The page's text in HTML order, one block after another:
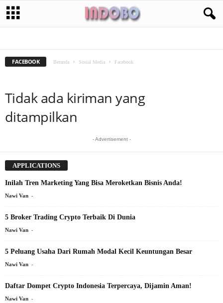
FACEBOOK Beranda Sosial Media Facebook
Tidak ada kiriman yang
ditampilkan
- Advertisement -
APPLICATIONS
Inilah Tren Marketing Yang Bisa Meroketkan Bisnis Anda!
Nawi Van -
5 Broker Trading Crypto Terbaik Di Dunia
Nawi Van -
5 Peluang Usaha Dari Rumah Modal Kecil Keuntungan Besar
Nawi Van -
Daftar Dompet Crypto Indonesia Terpercaya, Dijamin Aman!
Nawi Van -